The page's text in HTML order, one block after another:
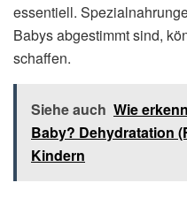
essentiell.
Babys abgestimmt sind,
schaffen.
Siehe auch Wie
Baby? Dehydratation
Kindern